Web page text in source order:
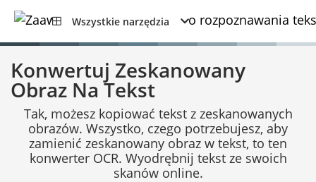
Wszystkie narzędzia
Konwertuj Zeskanowany
Obraz Na Tekst
Tak, możesz kopiować tekst z zeskanowanych
obrazów. Wszystko, czego potrzebujesz, aby
zamienić zeskanowany obraz w tekst, to ten
konwerter OCR. Wyodrębnij tekst ze swoich
skanów online.